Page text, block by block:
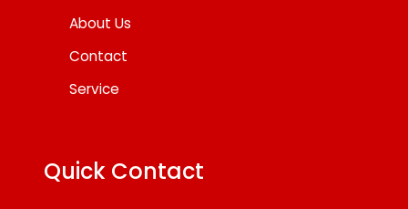
About Us
Contact
Service
Quick Contact